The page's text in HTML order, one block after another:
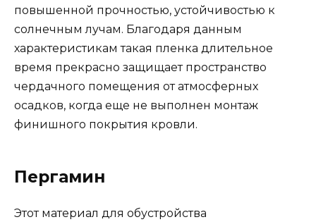
повышенной прочностью, устойчивостью к
солнечным лучам. Благодаря данным
характеристикам такая пленка длительное
время прекрасно защищает пространство
чердачного помещения от атмосферных
осадков, когда еще не выполнен монтаж
финишного покрытия кровли.
Пергамин
Этот материал для обустройства